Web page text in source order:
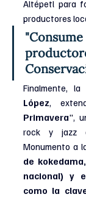
Altépetl para
productores
Finalmente, la
López,
Primavera",
rock y jazz
Monumento a
de
nacional) y
como la